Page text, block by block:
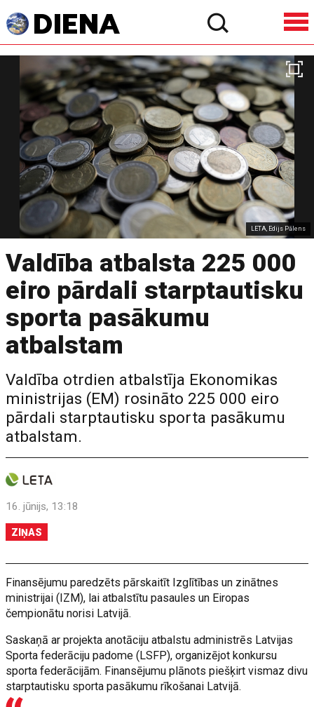
LETA, Edijs Pālens
Valdība atbalsta 225 000
eiro pārdali starptautisku
sporta pasākumu
atbalstam
Valdība otrdien atbalstīja Ekonomikas
ministrijas (EM) rosināto 225 000 eiro
pārdali starptautisku sporta pasākumu
atbalstam.
16. jūnijs, 13:18
ZIŅAS
Finansējumu paredzēts pārskaitīt Izglītības un zinātnes
ministrijai (IZM), lai atbalstītu pasaules un Eiropas
čempionātu norisi Latvijā.
Saskaņā ar projekta anotāciju atbalstu administrēs Latvijas
Sporta federāciju padome (LSFP), organizējot konkursu
sporta federācijām. Finansējumu plānots piešķirt vismaz divu
starptautisku sporta pasākumu rīkošanai Latvijā.